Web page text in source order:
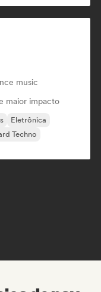
music
maior impacto
Eletrônica
Techno